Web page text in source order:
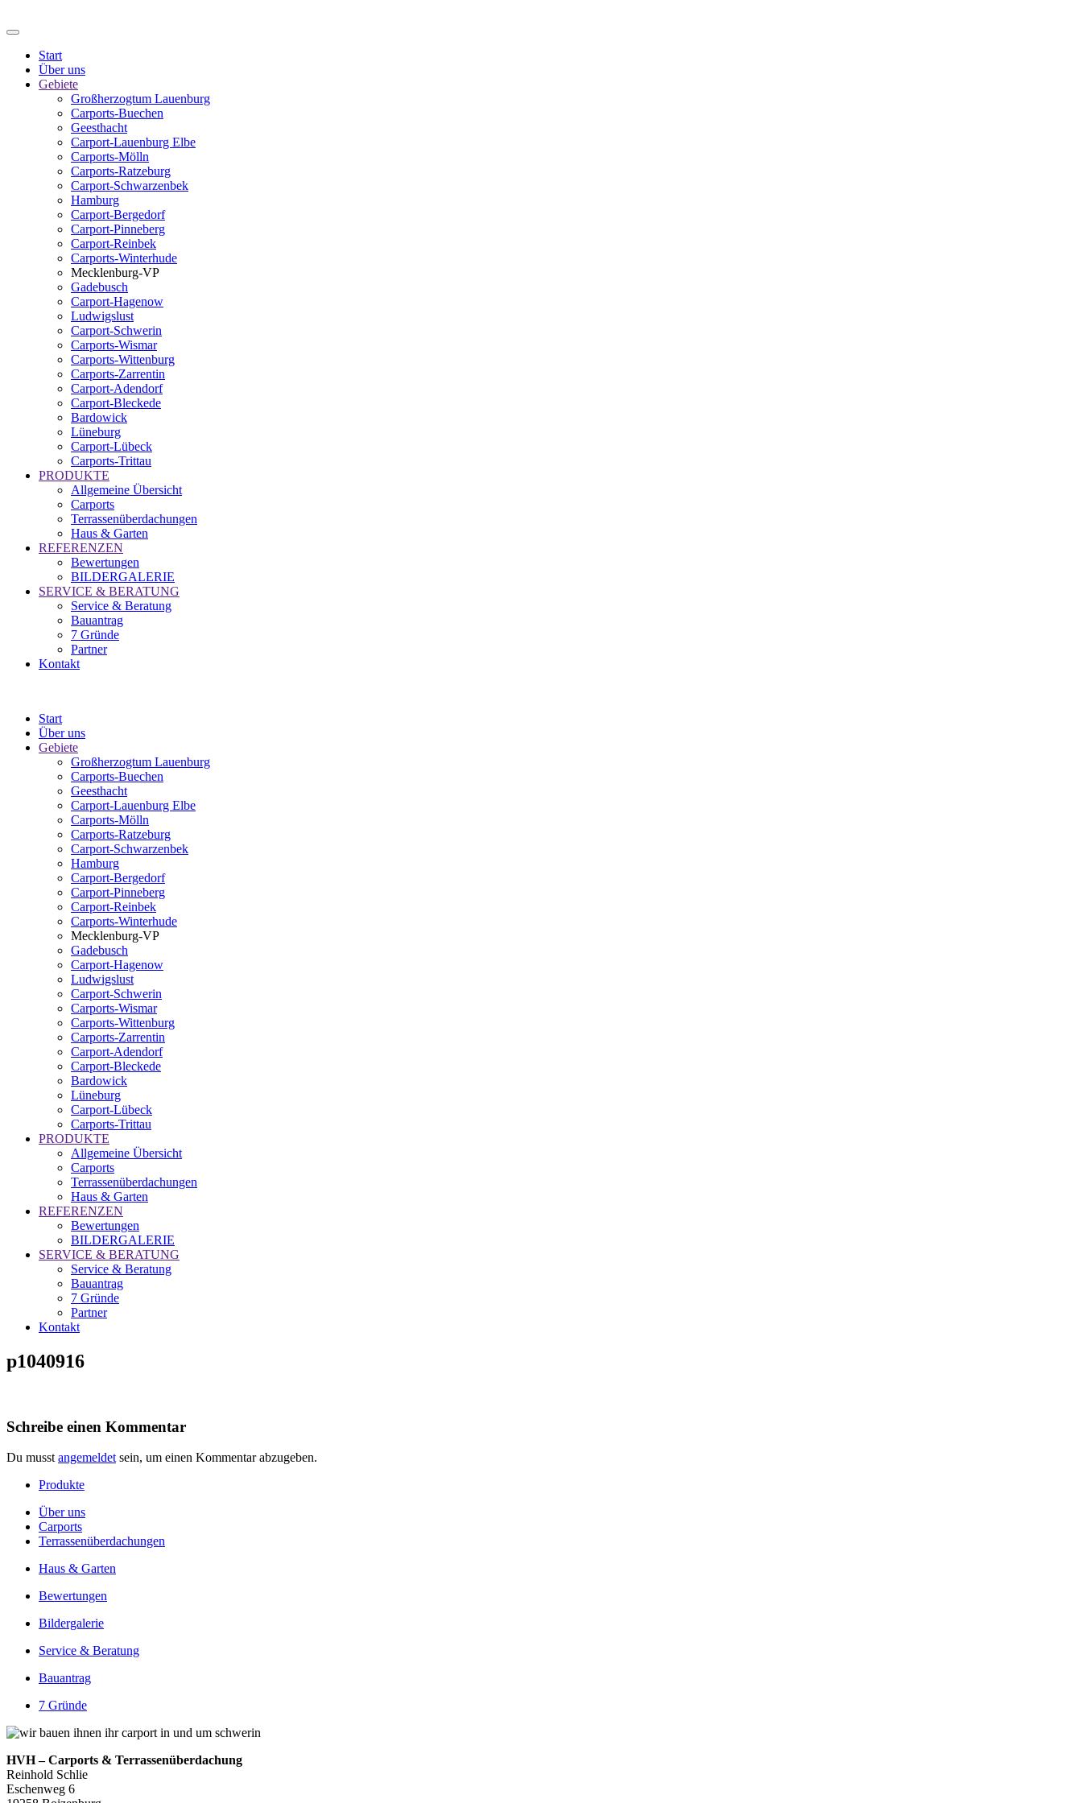
Start
Über uns
Gebiete
Großherzogtum Lauenburg
Carports-Buechen
Geesthacht
Carport-Lauenburg Elbe
Carports-Mölln
Carports-Ratzeburg
Carport-Schwarzenbek
Hamburg
Carport-Bergedorf
Carport-Pinneberg
Carport-Reinbek
Carports-Winterhude
Mecklenburg-VP
Gadebusch
Carport-Hagenow
Ludwigslust
Carport-Schwerin
Carports-Wismar
Carports-Wittenburg
Carports-Zarrentin
Carport-Adendorf
Carport-Bleckede
Bardowick
Lüneburg
Carport-Lübeck
Carports-Trittau
PRODUKTE
Allgemeine Übersicht
Carports
Terrassenüberdachungen
Haus & Garten
REFERENZEN
Bewertungen
BILDERGALERIE
SERVICE & BERATUNG
Service & Beratung
Bauantrag
7 Gründe
Partner
Kontakt
Start
Über uns
Gebiete
Großherzogtum Lauenburg
Carports-Buechen
Geesthacht
Carport-Lauenburg Elbe
Carports-Mölln
Carports-Ratzeburg
Carport-Schwarzenbek
Hamburg
Carport-Bergedorf
Carport-Pinneberg
Carport-Reinbek
Carports-Winterhude
Mecklenburg-VP
Gadebusch
Carport-Hagenow
Ludwigslust
Carport-Schwerin
Carports-Wismar
Carports-Wittenburg
Carports-Zarrentin
Carport-Adendorf
Carport-Bleckede
Bardowick
Lüneburg
Carport-Lübeck
Carports-Trittau
PRODUKTE
Allgemeine Übersicht
Carports
Terrassenüberdachungen
Haus & Garten
REFERENZEN
Bewertungen
BILDERGALERIE
SERVICE & BERATUNG
Service & Beratung
Bauantrag
7 Gründe
Partner
Kontakt
p1040916
Schreibe einen Kommentar
Du musst angemeldet sein, um einen Kommentar abzugeben.
Produkte
Über uns
Carports
Terrassenüberdachungen
Haus & Garten
Bewertungen
Bildergalerie
Service & Beratung
Bauantrag
7 Gründe
HVH – Carports & Terrassenüberdachung
Reinhold Schlie
Eschenweg 6